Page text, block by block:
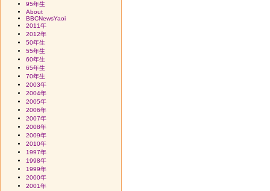
95年生
About
BBCNewsYaoi
2011年
2012年
50年生
55年生
60年生
65年生
70年生
2003年
2004年
2005年
2006年
2007年
2008年
2009年
2010年
1997年
1998年
1999年
2000年
2001年